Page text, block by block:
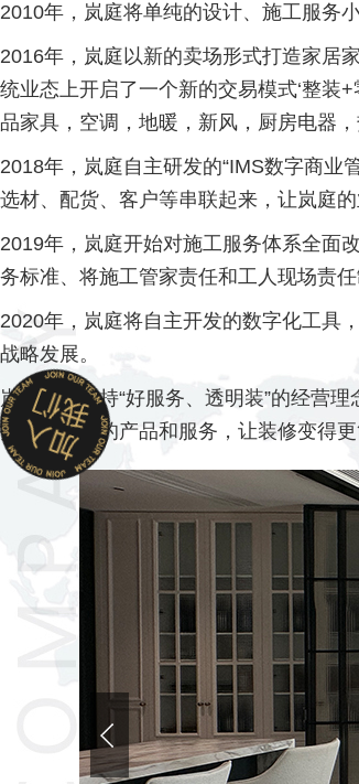
2010年，岚庭将单纯的设计、施工服务
2016年，岚庭以新的卖场形式打造家居
统业态上开启了一个新的交易模式‘整装
品家具，空调，地暖，新风，厨房电器
2018年，岚庭自主研发的“IMS数字商业
选材、配货、客户等串联起来，让岚庭
2019年，岚庭开始对施工服务体系全面
务标准、将施工管家责任和工人现场责
2020年，岚庭将自主开发的数字化工具
战略发展。
岚庭始终坚持“好服务、透明装”的经营
打造有价值的产品和服务，让装修变得更